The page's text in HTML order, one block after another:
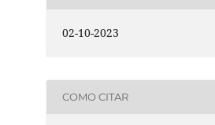
02-10-2023
COMO CITAR